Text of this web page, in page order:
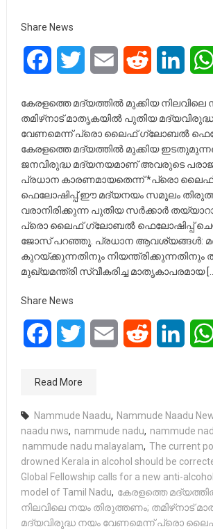
Share News
FacebookTwitter Email Reddit
കേരളത്തെ മദ്യത്തിൽ മുക്കിയ
തമിഴ്‌നാട് മാതൃകയിൽ പുതിയ
വേണമെന്ന് പ്രൊ ലൈഫ് ഗ്ലോബൽ
കേരളത്തെ മദ്യത്തിൽ മുക്കിയ
ജനവിരുദ്ധ മദ്യനയമാണ് അവരുടെ
പ്രധാന കാരണമായതെന്ന് *പ്രൊ
ഫെലോഷിപ്പ്.ഈ മദ്യനയം സമൂലം
വരാനിരിക്കുന്ന പുതിയ സർക്കാർ
പ്രൊ ലൈഫ് ഗ്ലോബൽ ഫെലോഷിപ്പ്
ജോസ് പറഞ്ഞു. പ്രധാന ആവശ്യങ്ങൾ:
കുറയ്ക്കുന്നതിനും നിയന്ത്രിക്കുന്നതിനും
മുഖ്യമന്ത്രി സ്വീകരിച്ച മാതൃകാപരമായ […]
Share News
FacebookTwitter Email Reddit
Read More
Nammude Naadu, Nammude Naadu
naadu nws, nammude nadu, nammude
nammude nadu malayalam, The current
drowned Kerala in alcohol should be
Global Fellowship calls for a new anti-
model of Tamil Nadu, കേരളത്തെ
നിലവിലെ നയം തിരുത്തണം; തമിഴ്‌നാട്
മദ്യവിരുദ്ധ നയം വേണമെന്ന് പ്രൊ